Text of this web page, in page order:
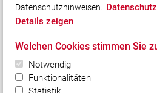
Social Media
Bleiben Sie mit uns in Kontakt
mit uns!
Datenschutzhinweisen.
Details zeigen
Welchen Cookies stimmen Sie
Notwendig
Funktionalitäten